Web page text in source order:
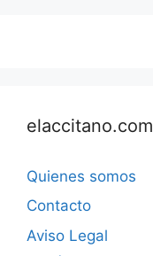
elaccitano.com
Quienes somos
Contacto
Aviso Legal